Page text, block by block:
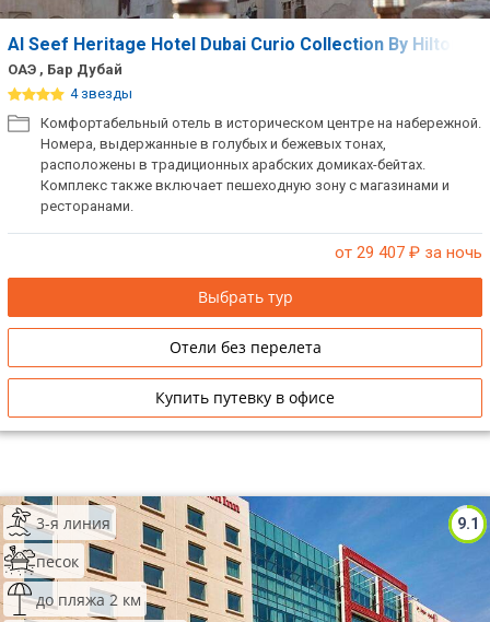
Al Seef Heritage Hotel Dubai Curio Collection By Hilton
ОАЭ , Бар Дубай
4 звезды
Комфортабельный отель в историческом центре на набережной.
Номера, выдержанные в голубых и бежевых тонах,
расположены в традиционных арабских домиках-бейтах.
Комплекс также включает пешеходную зону с магазинами и
ресторанами.
от 29 407 ₽ за ночь
Выбрать тур
Отели без перелета
Купить путевку в офисе
9.1
3-я линия
песок
до пляжа 2 км